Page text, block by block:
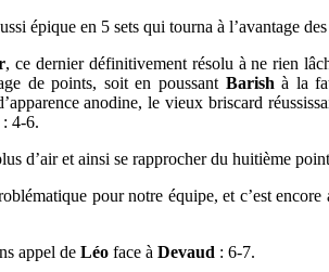
épique en 5 sets qui tourna à l’avantage
, ce dernier définitivement résolu à ne rien
de points, soit en poussant Barish à la
anodine, le vieux briscard
4-6.
d’air et ainsi se rapprocher du huitième
pour notre équipe, et c’est encore
appel de Léo face à Devaud : 6-7.